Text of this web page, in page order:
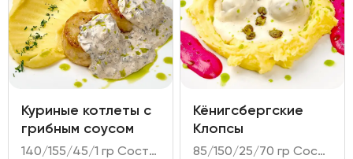
Куриные котлеты с
грибным соусом
140/155/45/1 гр Состав: - котлеты из куриного филе; - пюре картофельное; - соус грибной на сливках; - зелень.
Кёнигсбергские
Клопсы
85/150/25/70 гр Состав: - клопсы (свиной карбонад, лук репчатый, каперсы, килька); - пюре картофельное; - мусс свекольный на сыре Фета; - сливочный соус.